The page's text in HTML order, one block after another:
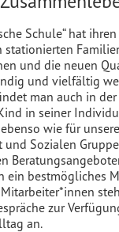
Schule“ hat
und die neuen
und vielfältig
man auch in
in seiner
wie für
Sozialen
ein bestmögliches
zur
an.